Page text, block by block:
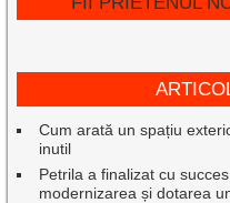
Cum arată un spațiu
inutil
Petrila a finalizat cu
modernizarea și dotarea